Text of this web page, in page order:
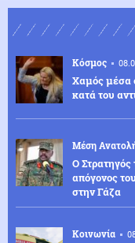
Κόσμος
Χαμός μέσα
κατά του
Μέση
Ο Στρατηγός
απόγονος
στην Γάζα
Κοινωνία